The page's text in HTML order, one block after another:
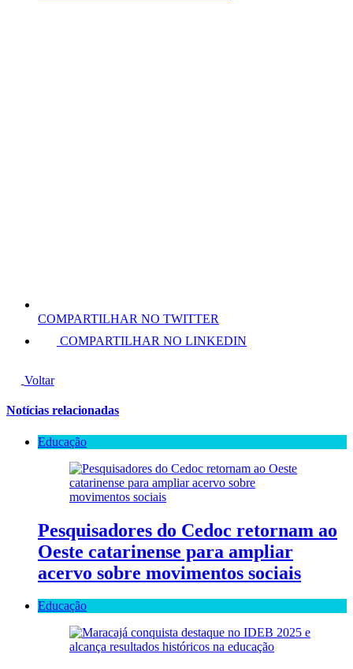
COMPARTILHAR NO TWITTER
COMPARTILHAR NO LINKEDIN
Voltar
Notícias relacionadas
Educação
Pesquisadores do Cedoc retornam ao
Oeste catarinense para ampliar
acervo sobre movimentos sociais
Educação